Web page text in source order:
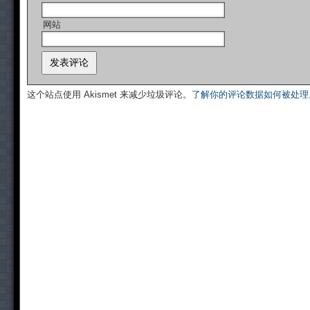
网站
这个站点使用 Akismet 来减少垃圾评论。 了解你的评论数据如何被处理